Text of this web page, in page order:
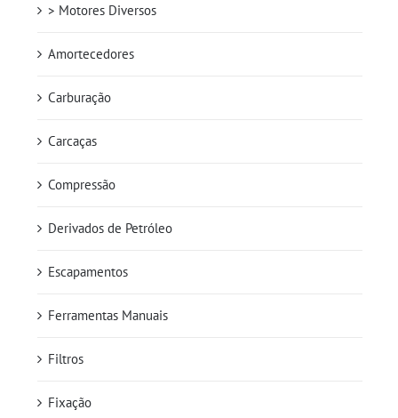
> Motores Diversos
Amortecedores
Carburação
Carcaças
Compressão
Derivados de Petróleo
Escapamentos
Ferramentas Manuais
Filtros
Fixação